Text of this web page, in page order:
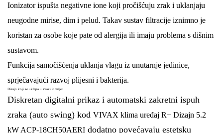
Ionizator ispušta negativne ione koji pročišćuju zrak i uklanjaju
neugodne mirise, dim i pelud. Takav sustav filtracije iznimno je
koristan za osobe koje pate od alergija ili imaju problema s dišnim
sustavom.
Funkcija samočišćenja uklanja vlagu iz unutarnje jedinice,
sprječavajući razvoj plijesni i bakterija.
Dizajn koji se uklapa u svaki interijer
Diskretan digitalni prikaz i automatski zakretni ispuh
zraka (auto swing) kod VIVAX klima uređaj R+ Dizajn 5.2
kW ACP-18CH50AERI dodatno povećavaju estetsku